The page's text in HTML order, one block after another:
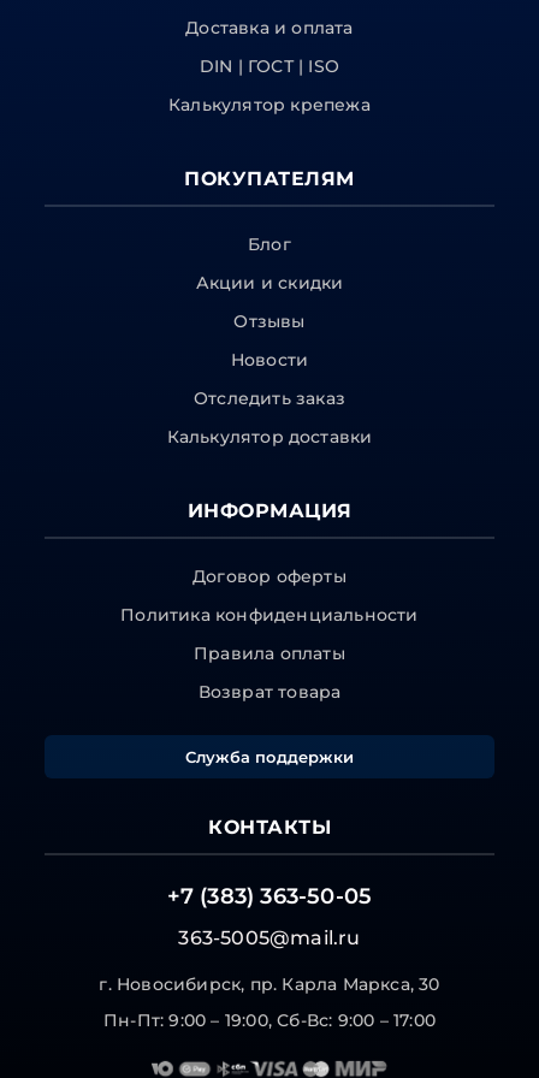
Доставка и оплата
DIN | ГОСТ | ISO
Калькулятор крепежа
ПОКУПАТЕЛЯМ
Блог
Акции и скидки
Отзывы
Новости
Отследить заказ
Калькулятор доставки
ИНФОРМАЦИЯ
Договор оферты
Политика конфиденциальности
Правила оплаты
Возврат товара
Служба поддержки
КОНТАКТЫ
+7 (383) 363-50-05
363-5005@mail.ru
г. Новосибирск, пр. Карла Маркса, 30
Пн-Пт: 9:00 – 19:00, Сб-Вс: 9:00 – 17:00